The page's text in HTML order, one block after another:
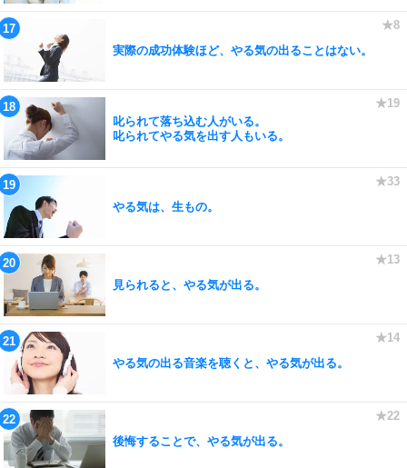
実際の成功体験ほど、やる気の出ることはない。
叱られて落ち込む人がいる。
叱られてやる気を出す人もいる。
やる気は、生もの。
見られると、やる気が出る。
やる気の出る音楽を聴くと、やる気が出る。
後悔することで、やる気が出る。